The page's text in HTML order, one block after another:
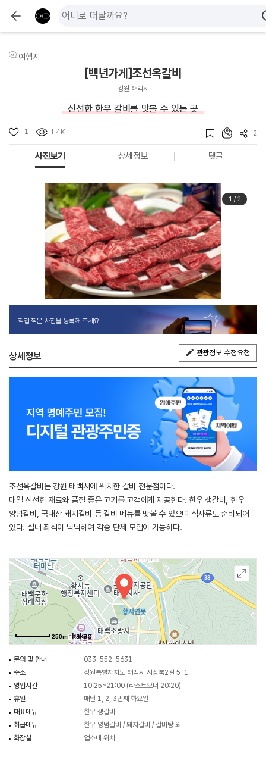
여행지
[백년가게]조선옥갈비
강원 태백시
신선한 한우 갈비를 맛볼 수 있는 곳
1 1.4K 2
사진보기 상세정보 댓글
1/ 2
직접 찍은 사진을 등록해 주세요.
상세정보 관광정보 수정요청
조선옥갈비는 강원 태백시에 위치한 갈비 전문점이다.
매일 신선한 재료와 품질 좋은 고기를 고객에게 제공한다. 한우 생갈비, 한우
양념갈비, 국내산 돼지갈비 등 갈비 메뉴를 맛볼 수 있으며 식사류도 준비되어
있다. 실내 좌석이 넉넉하여 각종 단체 모임이 가능하다.
250m
문의 및 안내
033-552-5631
주소
강원특별자치도 태백시 시장북2길 5-1
영업시간
10:25~21:00 (라스트오더 20:20)
휴일
매달 1, 2, 3번째 화요일
대표메뉴
한우 생갈비
취급메뉴
한우 양념갈비 / 돼지갈비 / 갈비탕 외
화장실
업소내 위치